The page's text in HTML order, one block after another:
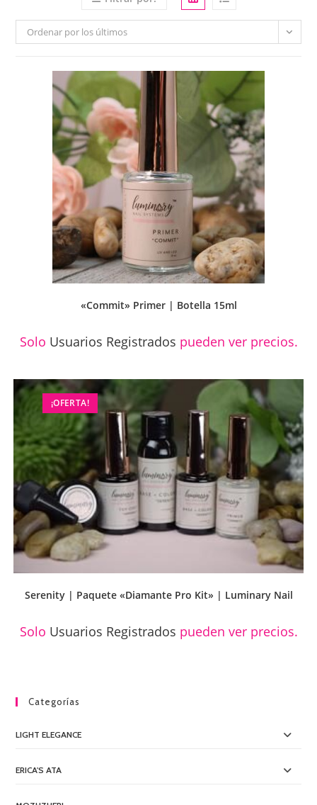
Ordenar por los últimos
«Commit» Primer | Botella 15ml
Solo Usuarios Registrados pueden ver precios.
¡OFERTA!
Serenity | Paquete «Diamante Pro Kit» | Luminary Nail
Solo Usuarios Registrados pueden ver precios.
Categorías
LIGHT ELEGANCE
ERICA'S ATA